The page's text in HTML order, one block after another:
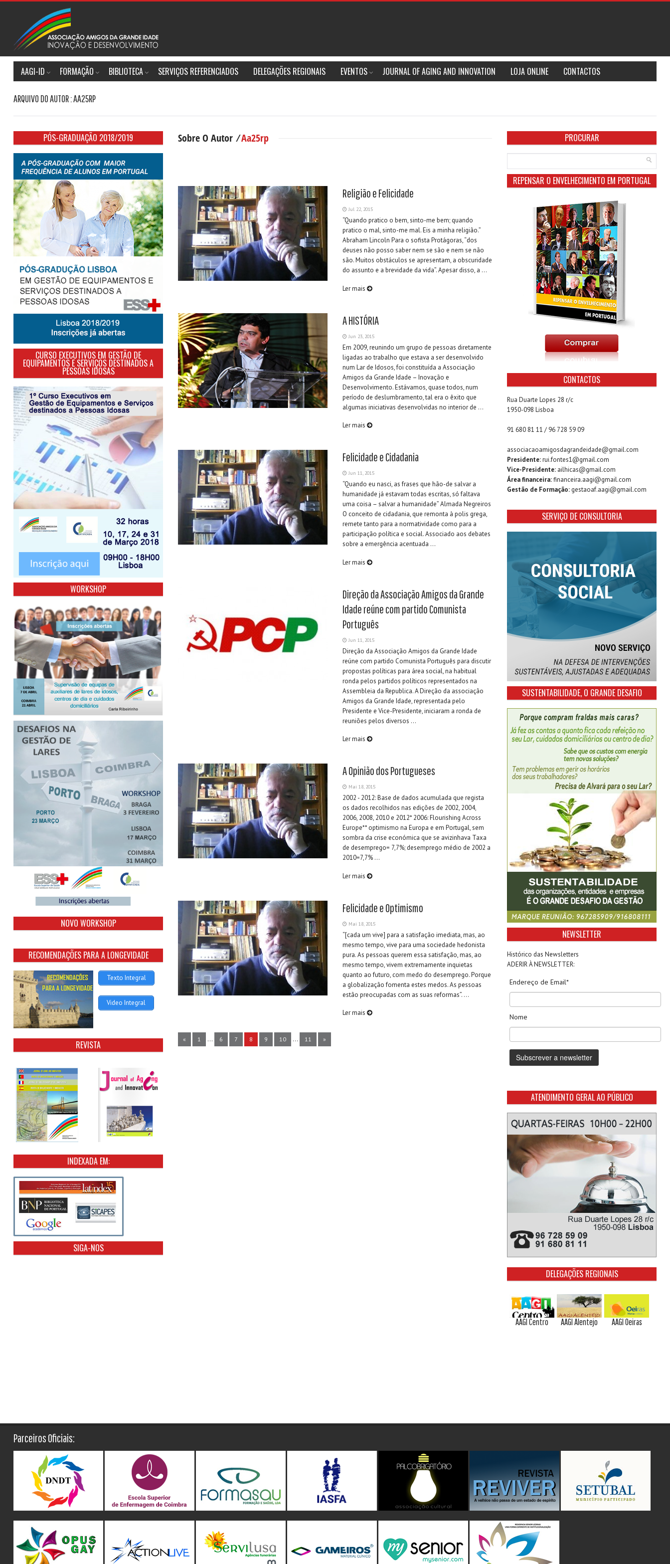
AAGI-ID FORMAÇÃO BIBLIOTECA SERVIÇOS REFERENCIADOS DELEGAÇÕES REGIONAIS EVENTOS JOURNAL OF AGING AND INNOVATION LOJA ONLINE CONTACTOS
ARQUIVO DO AUTOR : AA25RP
PÓS-GRADUAÇÃO 2018/2019
CURSO EXECUTIVOS EM GESTÃO DE
EQUIPAMENTOS E SERVIÇOS DESTINADOS A
PESSOAS IDOSAS
WORKSHOP
NOVO WORKSHOP
RECOMENDAÇÕES PARA A LONGEVIDADE
Texto Integral
Video Integral
REVISTA
INDEXADA EM:
SIGA-NOS
Sobre O Autor ⁄Aa25rp
Religião e Felicidade
Jul 22, 2015
“Quando pratico o bem, sinto-me bem; quando
pratico o mal, sinto-me mal. Eis a minha religião.”
Abraham Lincoln Para o sofista Protágoras, “dos
deuses não posso saber nem se são e nem se não
são. Muitos obstáculos se apresentam, a obscuridade
do assunto e a brevidade da vida”. Apesar disso, a ...
Ler mais
A HISTÓRIA
Jun 23, 2015
Em 2009, reunindo um grupo de pessoas diretamente
ligadas ao trabalho que estava a ser desenvolvido
num Lar de Idosos, foi constituída a Associação
Amigos da Grande Idade – Inovação e
Desenvolvimento. Estávamos, quase todos, num
período de deslumbramento, tal era o êxito que
algumas iniciativas desenvolvidas no interior de ...
Ler mais
Felicidade e Cidadania
Jun 11, 2015
“Quando eu nasci, as frases que hão-de salvar a
humanidade já estavam todas escritas, só faltava
uma coisa – salvar a humanidade” Almada Negreiros
O conceito de cidadania, que remonta à polis grega,
remete tanto para a normatividade como para a
participação política e social. Associado aos debates
sobre a emergência acentuada ...
Ler mais
Direção da Associação Amigos da Grande
Idade reúne com partido Comunista
Português
Jun 11, 2015
Direção da Associação Amigos da Grande Idade
reúne com partido Comunista Português para discutir
propostas políticas para área social, na habitual
ronda pelos partidos políticos representados na
Assembleia da Republica. A Direção da associação
Amigos da Grande Idade, representada pelo
Presidente e Vice-Presidente, iniciaram a ronda de
reuniões pelos diversos ...
Ler mais
A Opinião dos Portugueses
Mai 18, 2015
2002 - 2012: Base de dados acumulada que regista
os dados recolhidos nas edições de 2002, 2004,
2006, 2008, 2010 e 2012* 2006: Flourishing Across
Europe** optimismo na Europa e em Portugal, sem
sombra da crise económica que se avizinhava Taxa
de desemprego= 7,7%; desemprego médio de 2002 a
2010=7,7% ...
Ler mais
Felicidade e Optimismo
Mai 18, 2015
“[cada um vive] para a satisfação imediata, mas, ao
mesmo tempo, vive para uma sociedade hedonista
pura. As pessoas querem essa satisfação, mas, ao
mesmo tempo, vivem extremamente inquietas
quanto ao futuro, com medo do desemprego. Porque
a globalização fomenta estes medos. As pessoas
estão preocupadas com as suas reformas”. ...
Ler mais
« 1 ... 6 7 8 9 10 ... 11 »
PROCURAR
REPENSAR O ENVELHECIMENTO EM PORTUGAL
CONTACTOS
Rua Duarte Lopes 28 r/c
1950-098 Lisboa
91 680 81 11 / 96 728 59 09
associacaoamigosdagrandeidade@gmail.com
Presidente:rui.fontes1@gmail.com
Vice-Presidente: ailhicas@gmail.com
Área financeira:financeira.aagi@gmail.com
Gestão de Formação: gestaoaf.aagi@gmail.com
SERVIÇO DE CONSULTORIA
SUSTENTABILIDADE, O GRANDE DESAFIO
NEWSLETTER
Histórico das Newsletters
ADERIR À NEWSLETTER:
Endereço de Email*
Nome
ATENDIMENTO GERAL AO PÚBLICO
DELEGAÇÕES REGIONAIS
AAGI Centro AAGI Alentejo AAGI Oeiras
Parceiros Oficiais: